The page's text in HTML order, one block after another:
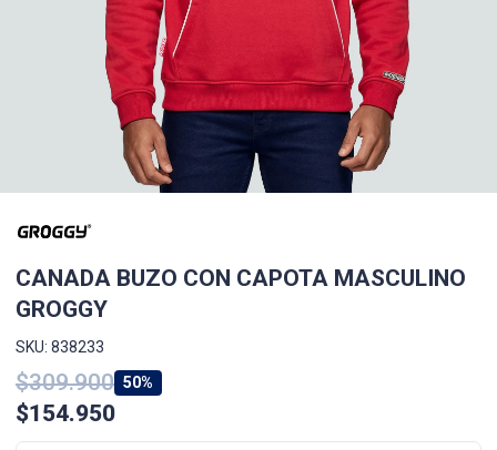
CANADA BUZO CON CAPOTA MASCULINO
GROGGY
SKU: 838233
$309.900 50%
$154.950